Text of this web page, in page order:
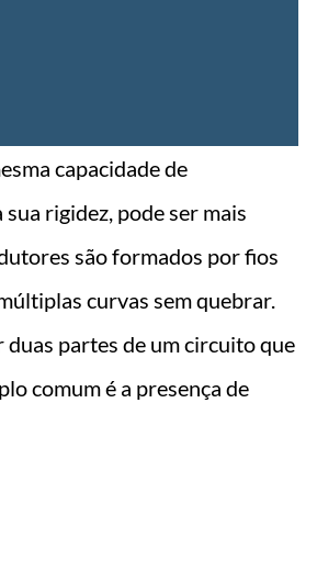
capacidade de
rigidez, pode ser mais
são formados por fios
curvas sem quebrar.
partes de um circuito que
comum é a presença de